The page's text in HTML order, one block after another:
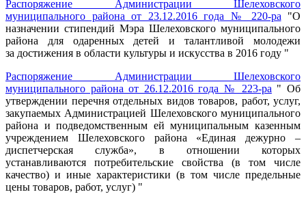
Распоряжение Администрации Шелеховского
муниципального района от 23.12.2016 года № 220-ра "О
назначении стипендий Мэра Шелеховского муниципального
района для одаренных детей и талантливой молодежи
за достижения в области культуры и искусства в 2016 году "
Распоряжение Администрации Шелеховского
муниципального района от 26.12.2016 года № 223-ра " Об
утверждении перечня отдельных видов товаров, работ, услуг,
закупаемых Администрацией Шелеховского муниципального
района и подведомственным ей муниципальным казенным
учреждением Шелеховского района «Единая дежурно –
диспетчерская служба», в отношении которых
устанавливаются потребительские свойства (в том числе
качество) и иные характеристики (в том числе предельные
цены товаров, работ, услуг) "